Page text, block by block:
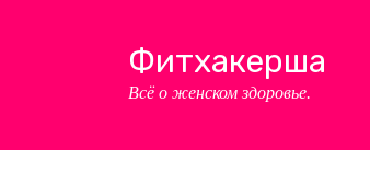
Фитхакерша
Всё о женском здоровье.